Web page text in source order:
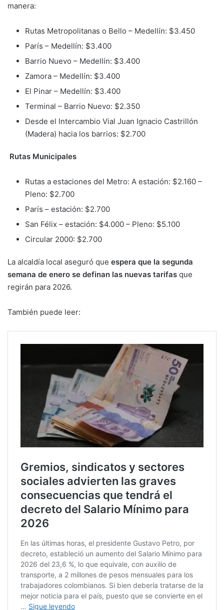
manera:
Rutas Metropolitanas o Bello – Medellín: $3.450
París – Medellín: $3.400
Barrio Nuevo – Medellín: $3.400
Zamora – Medellín: $3.400
El Pinar – Medellín: $3.400
Terminal – Barrio Nuevo: $2.350
Desde el Intercambio Vial Juan Ignacio Castrillón
(Madera) hacia los barrios: $2.700
Rutas Municipales
Rutas a estaciones del Metro: A estación: $2.160 –
Pleno: $2.700
París – estación: $2.700
San Félix – estación: $4.000 – Pleno: $5.100
Circular 2000: $2.700
La alcaldía local aseguró que espera que la segunda
semana de enero se definan las nuevas tarifas que
regirán para 2026.
También puede leer: